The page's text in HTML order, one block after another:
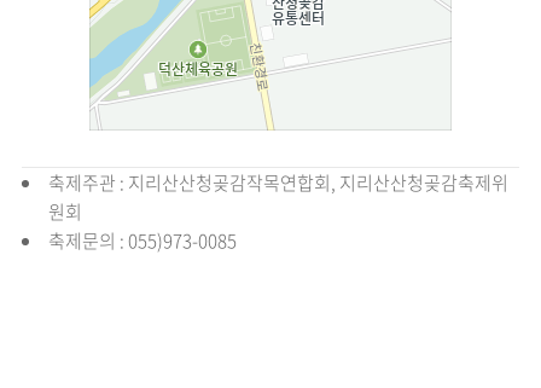
축제주관 : 지리산산청곶감작목연합회, 지리산산청곶감축제위
원회
축제문의 : 055)973-0085